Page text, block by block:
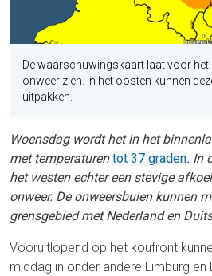
De waarschuwingskaart laat voor het
onweer zien. In het oosten kunnen
uitpakken.
Woensdag wordt het in het
met temperaturentot 37 graden. In
het westen echter een stevige
onweer. De onweersbuien kunnen
grensgebied met Nederland en
Vooruitlopend op het koufront
middag in onder andere Limburg en